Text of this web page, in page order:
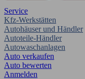
Service
Kfz-Werkstätten
Autohäuser und Händler
Autoteile-Händler
Autowaschanlagen
Auto verkaufen
Auto bewerten
Anmelden